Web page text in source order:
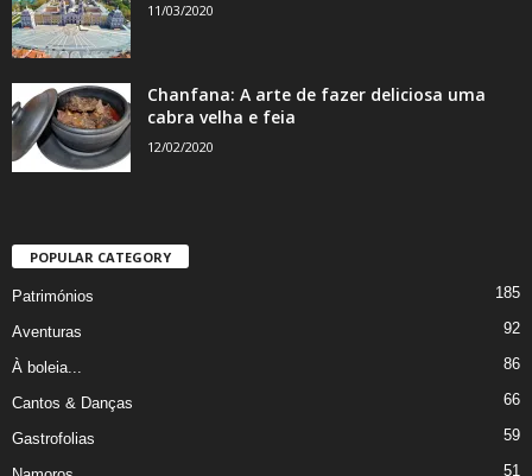
11/03/2020
Chanfana: A arte de fazer deliciosa uma
cabra velha e feia
12/02/2020
POPULAR CATEGORY
Patrimónios 185
Aventuras 92
À boleia... 86
Cantos & Danças 66
Gastrofolias 59
51